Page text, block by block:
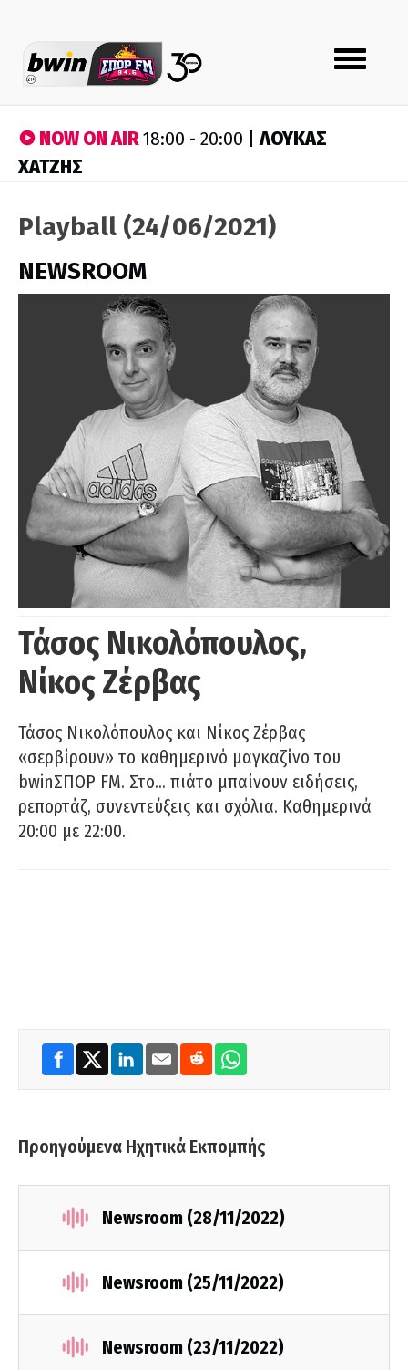
Toggle
navigation
NOW ON AIR18:00 - 20:00 |ΛΟΥΚΑΣ
ΧΑΤΖΗΣ
Playball (24/06/2021)
NEWSROOM
Τάσος Νικολόπουλος,
Νίκος Ζέρβας
Τάσος Νικολόπουλος και Νίκος Ζέρβας
«σερβίρουν» το καθημερινό μαγκαζίνο του
bwinΣΠΟΡ FM. Στο… πιάτο μπαίνουν ειδήσεις,
ρεπορτάζ, συνεντεύξεις και σχόλια. Καθημερινά
20:00 με 22:00.
Προηγούμενα Ηχητικά Εκπομπής
Newsroom (28/11/2022)
Newsroom (25/11/2022)
Newsroom (23/11/2022)